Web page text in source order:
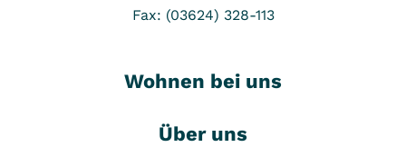
Fax: (03624) 328-113
Wohnen bei uns
Über uns